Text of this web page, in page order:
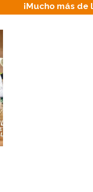
¡Mucho más